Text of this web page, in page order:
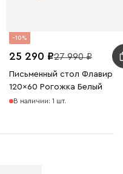
10
25 290 27 990
Письменный стол Флавир
120x60 Рогожка Белый
В наличии: 1 шт.